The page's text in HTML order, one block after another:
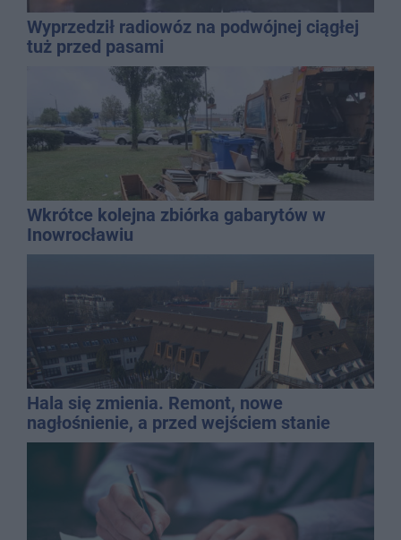
Wyprzedził radiowóz na podwójnej ciągłej
tuż przed pasami
Wkrótce kolejna zbiórka gabarytów w
Inowrocławiu
Hala się zmienia. Remont, nowe
nagłośnienie, a przed wejściem stanie
QEMETICA ARENA